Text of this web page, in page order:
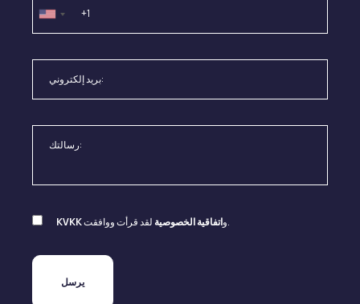
KVKK واتفاقية الخصوصية لقد قرأت ووافقت.